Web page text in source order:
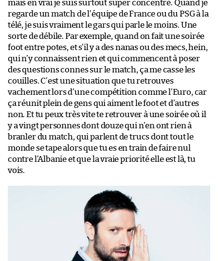
mais en vrai je suis surtout super concentré. Quand je
regarde un match de l’équipe de France ou du PSG à la
télé, je suis vraiment le gars qui parle le moins. Une
sorte de débile. Par exemple, quand on fait une soirée
foot entre potes, et s’il y a des nanas ou des mecs, hein,
qui n’y connaissent rien et qui commencent à poser
des questions connes sur le match, ça me casse les
couilles. C’est une situation que tu retrouves
vachement lors d’une compétition comme l’Euro, car
ça réunit plein de gens qui aiment le foot et d’autres
non. Et tu peux très vite te retrouver à une soirée où il
y a vingt personnes dont douze qui n’en ont rien à
branler du match, qui parlent de trucs dont tout le
monde se tape alors que tu es en train de faire nul
contre l’Albanie et que la vraie priorité elle est là, tu
vois.